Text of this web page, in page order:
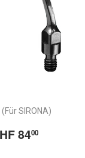
(Für SIRONA)
8400